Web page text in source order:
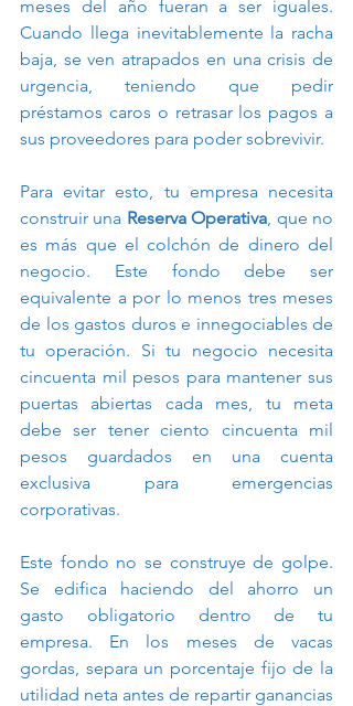
meses del año fueran a ser iguales.
Cuando llega inevitablemente la racha
baja, se ven atrapados en una crisis de
urgencia, teniendo que pedir
préstamos caros o retrasar los pagos a
sus proveedores para poder sobrevivir.
Para evitar esto, tu empresa necesita
construir una Reserva Operativa, que no
es más que el colchón de dinero del
negocio. Este fondo debe ser
equivalente a por lo menos tres meses
de los gastos duros e innegociables de
tu operación. Si tu negocio necesita
cincuenta mil pesos para mantener sus
puertas abiertas cada mes, tu meta
debe ser tener ciento cincuenta mil
pesos guardados en una cuenta
exclusiva para emergencias
corporativas.
Este fondo no se construye de golpe.
Se edifica haciendo del ahorro un
gasto obligatorio dentro de tu
empresa. En los meses de vacas
gordas, separa un porcentaje fijo de la
utilidad neta antes de repartir ganancias